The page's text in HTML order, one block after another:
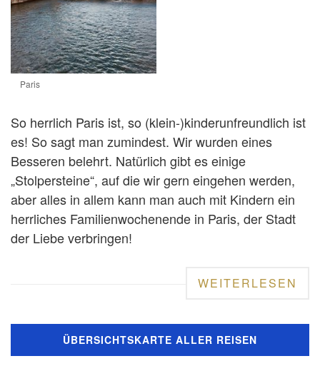
Paris
So herrlich Paris ist, so (klein-)kinderunfreundlich ist
es! So sagt man zumindest. Wir wurden eines
Besseren belehrt. Natürlich gibt es einige
„Stolpersteine“, auf die wir gern eingehen werden,
aber alles in allem kann man auch mit Kindern ein
herrliches Familienwochenende in Paris, der Stadt
der Liebe verbringen!
WEITERLESEN
ÜBERSICHTSKARTE ALLER REISEN